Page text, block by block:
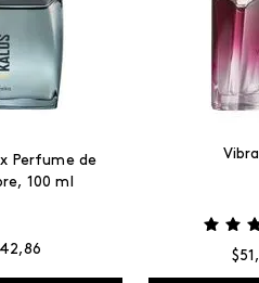
Perfume de
100 ml
42,86 $51 ,